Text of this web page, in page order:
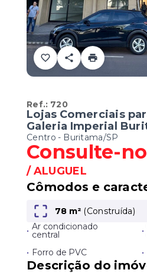
Ref.: 720
Lojas Comerciais
Galeria Imperial
Centro - Buritama/SP
Consulte-
/ALUGUEL
Cômodos e
78 m² (Construída)
• Ar condicionado
central •
• Forro de PVC •
Descrição do